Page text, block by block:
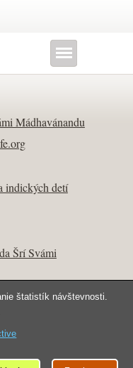
Mádhavánandu
indických detí
Šrí Svámi
živote.
štatistík návštevnosti.